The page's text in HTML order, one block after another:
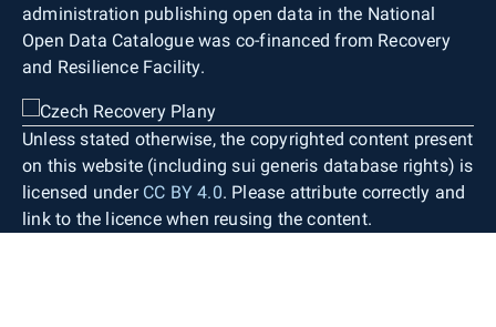
administration publishing open data in the National
Open Data Catalogue was co-financed from Recovery
and Resilience Facility.
Unless stated otherwise, the copyrighted content present
on this website (including sui generis database rights) is
licensed under CC BY 4.0. Please attribute correctly and
link to the licence when reusing the content.